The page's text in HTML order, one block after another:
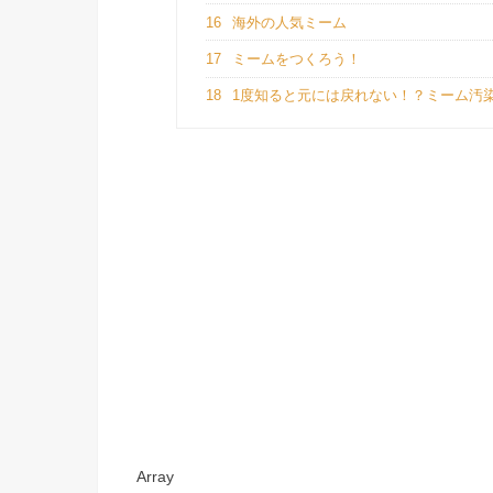
16 海外の人気ミーム
17 ミームをつくろう！
18 1度知ると元には戻れない！？ミーム汚
Array